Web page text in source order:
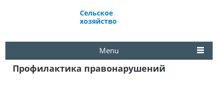
Сельское
хозяйство
Menu
Профилактика правонарушений